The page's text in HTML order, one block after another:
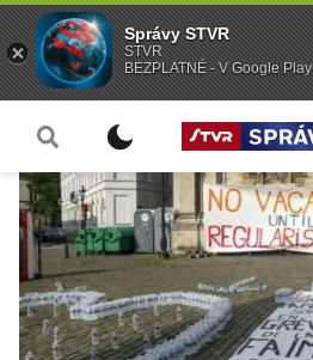
Správy STVR
STVR
BEZPLATNÉ - V Google Play